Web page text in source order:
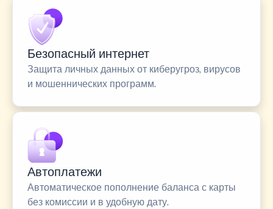
Безопасный интернет
Защита личных данных от киберугроз, вирусов
и мошеннических программ.
Автоплатежи
Автоматическое пополнение баланса с карты
без комиссии и в удобную дату.